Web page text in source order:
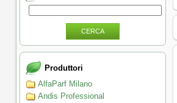
CERCA
Produttori
AlfaParf Milano
Andis Professional